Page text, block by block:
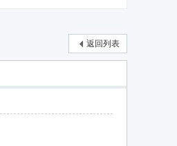
返回列表